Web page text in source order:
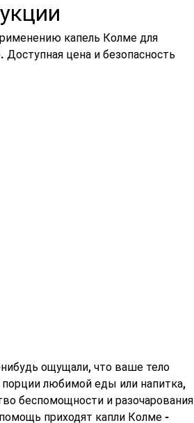
капель Колме для
цена и безопасность
ощущали, что ваше тело
порции любимой еды или напитка,
беспомощности и разочарования
приходят капли Колме -